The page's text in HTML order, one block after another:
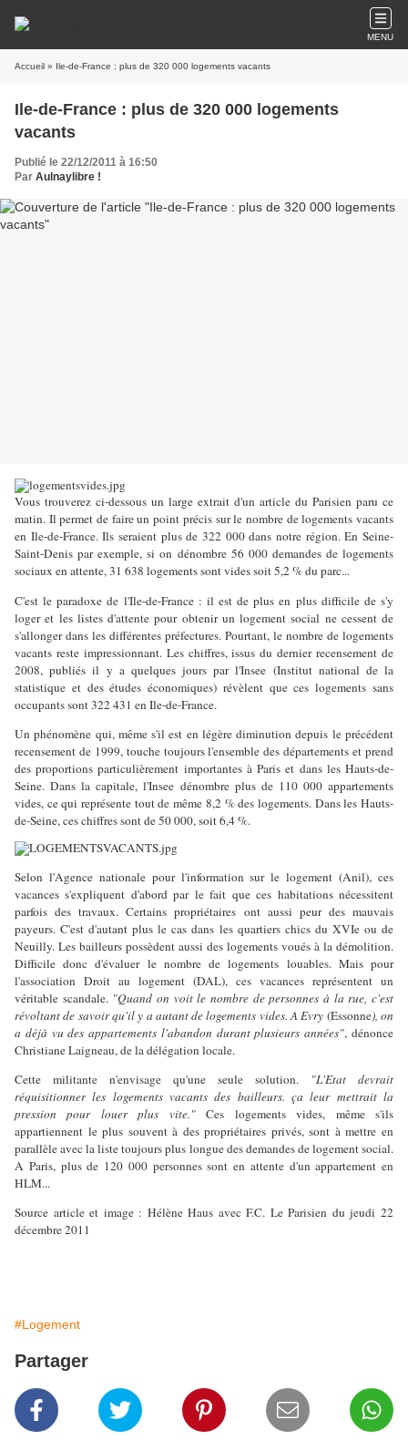
MENU
Accueil » Ile-de-France : plus de 320 000 logements vacants
Ile-de-France : plus de 320 000 logements
vacants
Publié le 22/12/2011 à 16:50
Par Aulnaylibre !
Vous trouverez ci-dessous un large extrait d'un article du Parisien paru ce
matin. Il permet de faire un point précis sur le nombre de logements vacants
en Ile-de-France. Ils seraient plus de 322 000 dans notre région. En Seine-
Saint-Denis par exemple, si on dénombre 56 000 demandes de logements
sociaux en attente, 31 638 logements sont vides soit 5,2 % du parc...
C'est le paradoxe de l'Ile-de-France : il est de plus en plus difficile de s'y
loger et les listes d'attente pour obtenir un logement social ne cessent de
s'allonger dans les différentes préfectures. Pourtant, le nombre de logements
vacants reste impressionnant. Les chiffres, issus du dernier recensement de
2008, publiés il y a quelques jours par l'Insee (Institut national de la
statistique et des études économiques) révèlent que ces logements sans
occupants sont 322 431 en Ile-de-France.
Un phénomène qui, même s'il est en légère diminution depuis le précédent
recensement de 1999, touche toujours l'ensemble des départements et prend
des proportions particulièrement importantes à Paris et dans les Hauts-de-
Seine. Dans la capitale, l'Insee dénombre plus de 110 000 appartements
vides, ce qui représente tout de même 8,2 % des logements. Dans les Hauts-
de-Seine, ces chiffres sont de 50 000, soit 6,4 %.
Selon l'Agence nationale pour l'information sur le logement (Anil), ces
vacances s'expliquent d'abord par le fait que ces habitations nécessitent
parfois des travaux. Certains propriétaires ont aussi peur des mauvais
payeurs. C'est d'autant plus le cas dans les quartiers chics du XVIe ou de
Neuilly. Les bailleurs possèdent aussi des logements voués à la démolition.
Difficile donc d'évaluer le nombre de logements louables. Mais pour
l'association Droit au logement (DAL), ces vacances représentent un
véritable scandale. "Quand on voit le nombre de personnes à la rue, c'est
révoltant de savoir qu'il y a autant de logements vides. A Evry (Essonne), on
a déjà vu des appartements l'abandon durant plusieurs années", dénonce
Christiane Laigneau, de la délégation locale.
Cette militante n'envisage qu'une seule solution.
"L'Etat devrait
réquisitionner les logements vacants des bailleurs. ça leur mettrait la
pression pour louer plus vite."Ces logements vides, même s'ils
appartiennent le plus souvent à des propriétaires privés, sont à mettre en
parallèle avec la liste toujours plus longue des demandes de logement social.
A Paris, plus de 120 000 personnes sont en attente d'un appartement en
HLM...
Source article et image : Hélène Haus avec F.C. Le Parisien du jeudi 22
décembre 2011
#Logement
Partager